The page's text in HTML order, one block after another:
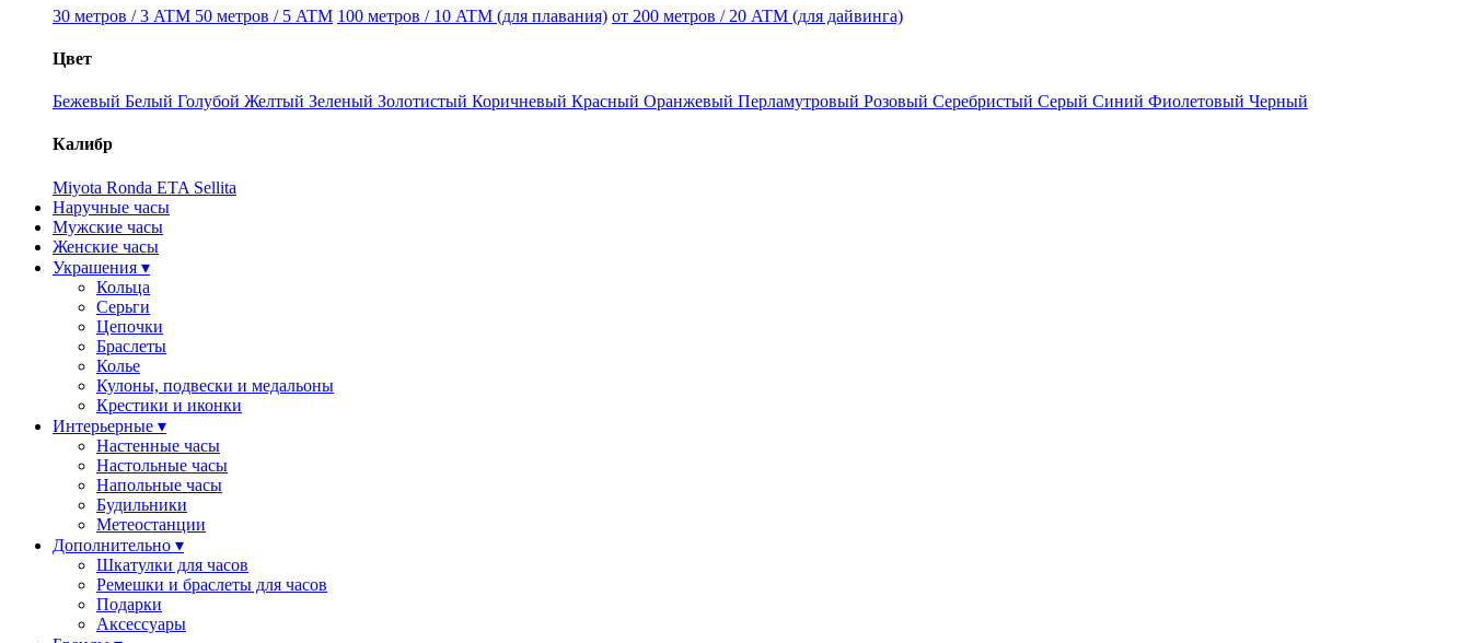
30 метров / 3 ATM 50 метров / 5 ATM 100 метров / 10 ATM (для плавания) от 200 метров / 20 ATM (для дайвинга)
Цвет
Бежевый Белый Голубой Желтый Зеленый Золотистый Коричневый Красный Оранжевый Перламутровый Розовый Серебристый Серый Синий Фиолетовый Черный
Калибр
Miyota Ronda ETA Sellita
Наручные часы
Мужские часы
Женские часы
Украшения ▾
Кольца
Серьги
Цепочки
Браслеты
Колье
Кулоны, подвески и медальоны
Крестики и иконки
Интерьерные ▾
Настенные часы
Настольные часы
Напольные часы
Будильники
Метеостанции
Дополнительно ▾
Шкатулки для часов
Ремешки и браслеты для часов
Подарки
Аксессуары